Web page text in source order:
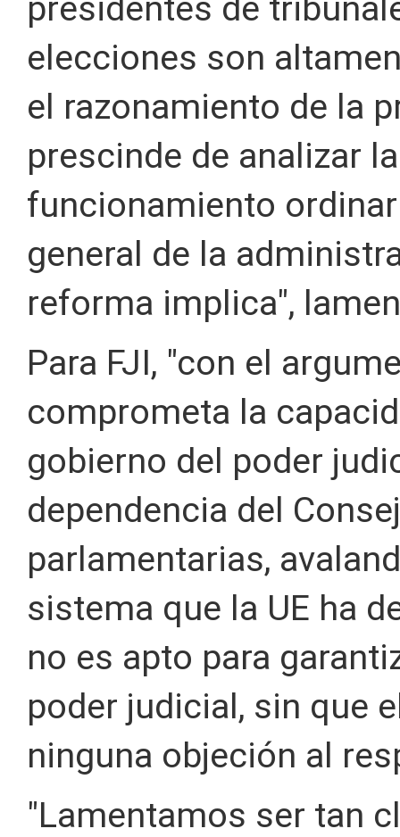
presidentes de
elecciones son
el razonamiento de la
prescinde de analizar
funcionamiento
general de la
reforma implica",
Para FJI, "con el
comprometa la
gobierno del poder
dependencia del
parlamentarias,
sistema que la UE ha
no es apto para
poder judicial, sin que
ninguna objeción al
"Lamentamos ser tan